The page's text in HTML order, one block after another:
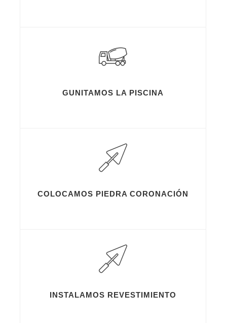
GUNITAMOS LA PISCINA
COLOCAMOS PIEDRA CORONACIÓN
INSTALAMOS REVESTIMIENTO